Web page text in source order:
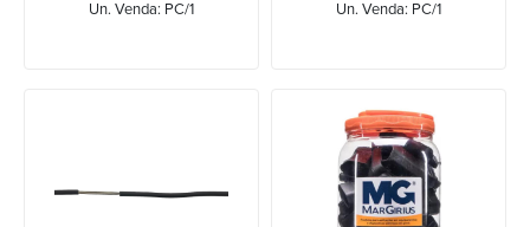
Un. Venda: PC/1 Un. Venda: PC/1